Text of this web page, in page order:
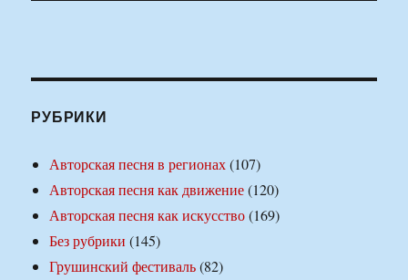
РУБРИКИ
Авторская песня в регионах(107)
Авторская песня как движение(120)
Авторская песня как искусство(169)
Без рубрики (145)
Грушинский фестиваль(82)